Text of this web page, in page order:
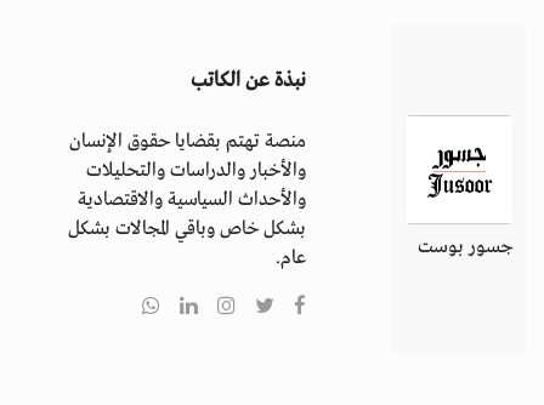
جسور بوست
نبذة عن الكاتب
منصة تهتم بقضايا حقوق الإنسان
والأخبار والدراسات والتحليلات
والأحداث السياسية والاقتصادية
بشكل خاص وباقي المجالات بشكل
عام.